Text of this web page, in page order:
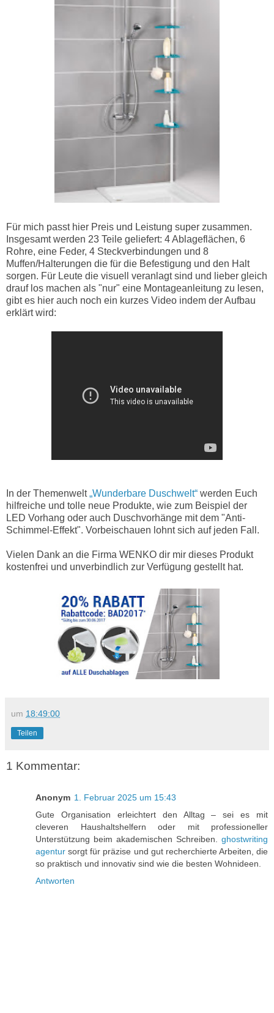
Für mich passt hier Preis und Leistung super zusammen.
Insgesamt werden 23 Teile geliefert: 4 Ablageflächen, 6
Rohre, eine Feder, 4 Steckverbindungen und 8
Muffen/Halterungen die für die Befestigung und den Halt
sorgen. Für Leute die visuell veranlagt sind und lieber gleich
drauf los machen als "nur" eine Montageanleitung zu lesen,
gibt es hier auch noch ein kurzes Video indem der Aufbau
erklärt wird:
In der Themenwelt„Wunderbare Duschwelt“ werden Euch
hilfreiche und tolle neue Produkte, wie zum Beispiel der
LED Vorhang oder auch Duschvorhänge mit dem "Anti-
Schimmel-Effekt". Vorbeischauen lohnt sich auf jeden Fall.
Vielen Dank an die Firma WENKO dir mir dieses Produkt
kostenfrei und unverbindlich zur Verfügung gestellt hat.
um 18:49:00
Teilen
1 Kommentar:
Anonym 1. Februar 2025 um 15:43
Gute Organisation erleichtert den Alltag – sei es mit
cleveren Haushaltshelfern oder mit professioneller
Unterstützung beim akademischen Schreiben. ghostwriting
agentur sorgt für präzise und gut recherchierte Arbeiten, die
so praktisch und innovativ sind wie die besten Wohnideen.
Antworten